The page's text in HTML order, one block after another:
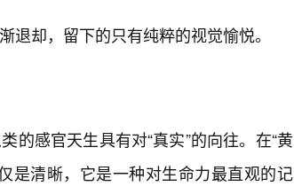
却，留下的只有纯粹的视觉愉悦。
的感官天生具有对“真实”的向往。在“黄
是清晰，它是一种对生命力最直观的记